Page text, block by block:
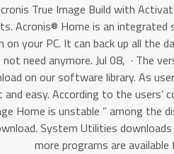
True Image Build with
Acronis® Home is an
your PC. It can back up all the
need anymore. Jul 08, · The
on our software library. As
easy. According to the users’
Home is unstable ” among the
System Utilities
more programs are